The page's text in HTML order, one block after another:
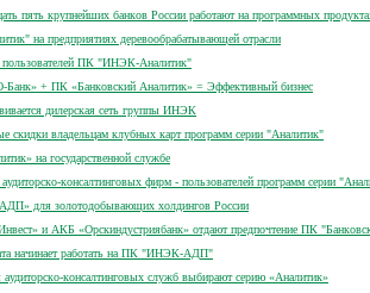
пять крупнейших банков России работают на программных
на предприятиях деревообрабатывающей отрасли
пользователей ПК "ИНЭК-Аналитик"
+ ПК «Банковский Аналитик» = Эффективный бизнес
дилерская сеть группы ИНЭК
скидки владельцам клубных карт программ серии "Аналитик"
на государственной службе
аудиторско-консалтинговых фирм - пользователей программ серии
для золотодобывающих холдингов России
и АКБ «Орскиндустриябанк» отдают предпочтение ПК
начинает работать на ПК "ИНЭК-АДП"
аудиторско-консалтинговых служб выбирают серию «Аналитик»